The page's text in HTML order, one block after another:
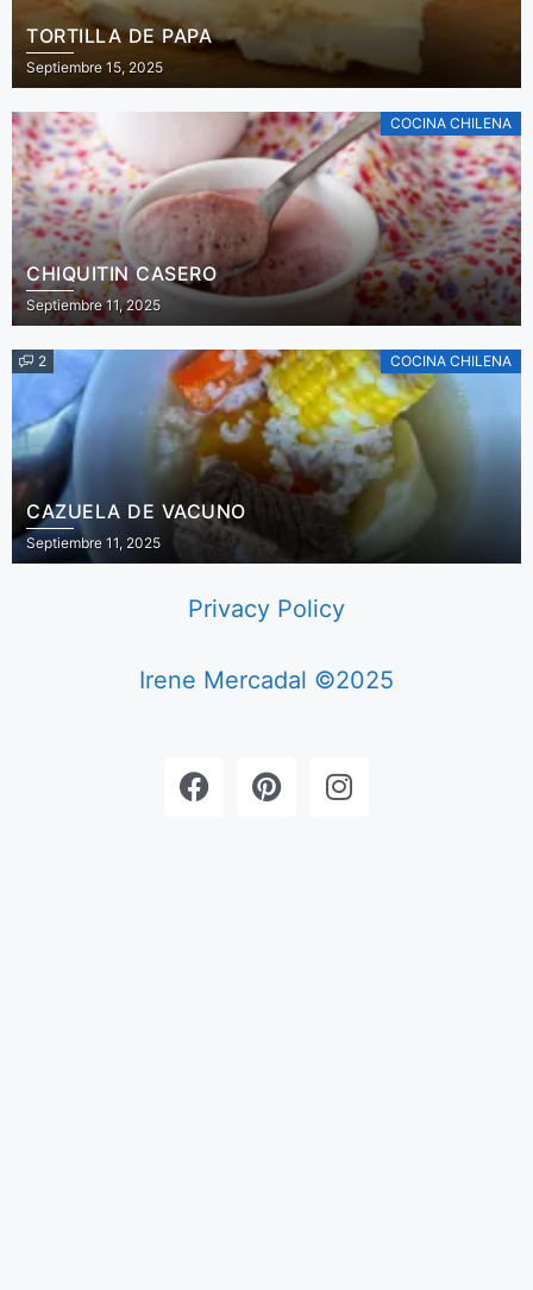
TORTILLA DE PAPA
Septiembre 15, 2025
COCINA CHILENA
CHIQUITIN CASERO
Septiembre 11, 2025
2 COCINA CHILENA
CAZUELA DE VACUNO
Septiembre 11, 2025
Privacy Policy
Irene Mercadal ©2025